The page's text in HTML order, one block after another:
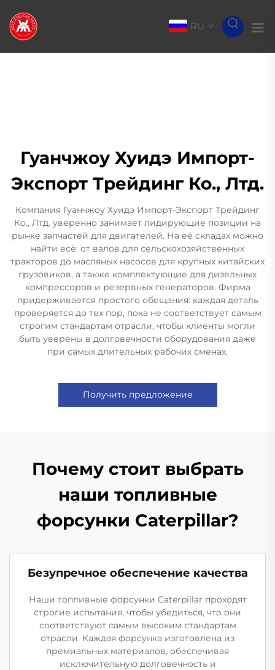
RU
Гуанчжоу Хуидэ Импорт-
Экспорт Трейдинг Ко., Лтд.
Компания Гуанчжоу Хуидэ Импорт-Экспорт Трейдинг
Ко., Лтд. уверенно занимает лидирующие позиции на
рынке запчастей для двигателей. На её складах можно
найти всё: от валов для сельскохозяйственных
тракторов до масляных насосов для крупных китайских
грузовиков, а также комплектующие для дизельных
компрессоров и резервных генераторов. Фирма
придерживается простого обещания: каждая деталь
проверяется до тех пор, пока не соответствует самым
строгим стандартам отрасли, чтобы клиенты могли
быть уверены в долговечности оборудования даже
при самых длительных рабочих сменах.
Получить предложение
Почему стоит выбрать
наши топливные
форсунки Caterpillar?
Безупречное обеспечение качества
Наши топливные форсунки Caterpillar проходят
строгие испытания, чтобы убедиться, что они
соответствуют самым высоким стандартам
отрасли. Каждая форсунка изготовлена из
премиальных материалов, обеспечивая
исключительную долговечность и